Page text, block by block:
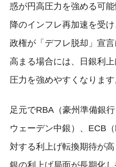
惑が円高圧力を強める可
降のインフレ再加速を受
政権が「デフレ脱却」宣
高まる場合には、日銀利
圧力を強めやすくなります
足元でRBA（豪州準備銀
ウェーデン中銀）、ECB
対する利上げ転換期待が